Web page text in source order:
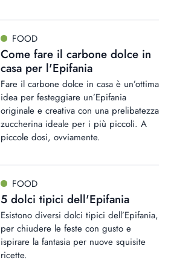
FOOD
Come fare il carbone dolce in
casa per l'Epifania
Fare il carbone dolce in casa è un’ottima
idea per festeggiare un’Epifania
originale e creativa con una prelibatezza
zuccherina ideale per i più piccoli. A
piccole dosi, ovviamente.
FOOD
5 dolci tipici dell'Epifania
Esistono diversi dolci tipici dell’Epifania,
per chiudere le feste con gusto e
ispirare la fantasia per nuove squisite
ricette.